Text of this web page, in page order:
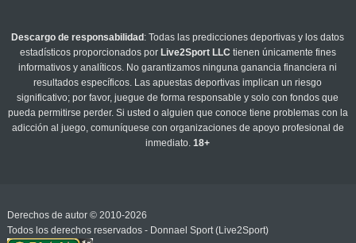
Descargo de responsabilidad : Todas las predicciones deportivas y los datos
estadísticos proporcionados por Live2Sport LLC tienen únicamente fines
informativos y analíticos. No garantizamos ninguna ganancia financiera ni
resultados específicos. Las apuestas deportivas implican un riesgo
significativo; por favor, juegue de forma responsable y solo con fondos que
pueda permitirse perder. Si usted o alguien que conoce tiene problemas con la
adicción al juego, comuníquese con organizaciones de apoyo profesional de
inmediato.18+
Derechos de autor © 2010-2026
Todos los derechos reservados - Donnael Sport (Live2Sport)